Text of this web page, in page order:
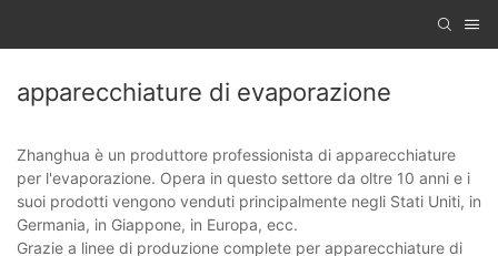
apparecchiature di evaporazione
Zhanghua è un produttore professionista di apparecchiature
per l'evaporazione. Opera in questo settore da oltre 10 anni e i
suoi prodotti vengono venduti principalmente negli Stati Uniti, in
Germania, in Giappone, in Europa, ecc.
Grazie a linee di produzione complete per apparecchiature di